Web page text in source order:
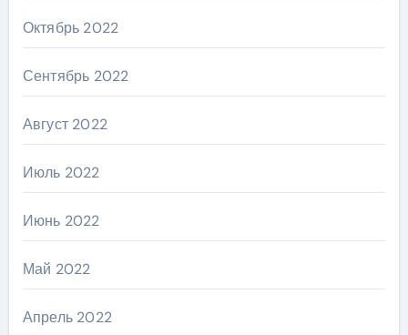
Октябрь 2022
Сентябрь 2022
Август 2022
Июль 2022
Июнь 2022
Май 2022
Апрель 2022